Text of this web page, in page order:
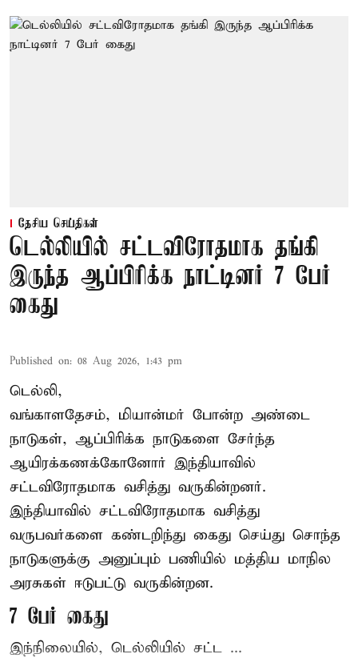
தேசிய செய்திகள்
டெல்லியில் சட்டவிரோதமாக தங்கி
இருந்த ஆப்பிரிக்க நாட்டினர் 7 பேர்
கைது
Published on: 08 Aug 2026, 1:43 pm
டெல்லி,
வங்காளதேசம், மியான்மர் போன்ற அண்டை
நாடுகள், ஆப்பிரிக்க நாடுகளை சேர்ந்த
ஆயிரக்கணக்கோனோர் இந்தியாவில்
சட்டவிரோதமாக வசித்து வருகின்றனர்.
இந்தியாவில் சட்டவிரோதமாக வசித்து
வருபவர்களை கண்டறிந்து கைது செய்து சொந்த
நாடுகளுக்கு அனுப்பும் பணியில் மத்திய மாநில
அரசுகள் ஈடுபட்டு வருகின்றன.
7 பேர் கைது
இந்நிலையில், டெல்லியில் சட்ட ...